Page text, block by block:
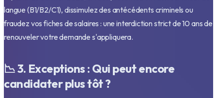
langue (B1/B2/C1), dissimulez des antécédents criminels ou
fraudez vos fiches de salaires : une interdiction strict de 10 ans de
renouveler votre demande s'appliquera.
📉 3. Exceptions : Qui peut encore
candidater plus tôt ?